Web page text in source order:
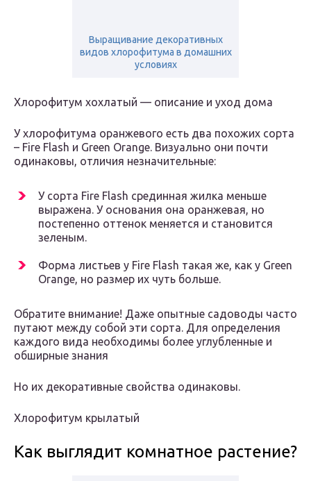
Выращивание декоративных
видов хлорофитума в домашних
условиях
Хлорофитум хохлатый — описание и уход дома
У хлорофитума оранжевого есть два похожих сорта
– Fire Flash и Green Orange. Визуально они почти
одинаковы, отличия незначительные:
У сорта Fire Flash срединная жилка меньше
выражена. У основания она оранжевая, но
постепенно оттенок меняется и становится
зеленым.
Форма листьев у Fire Flash такая же, как у Green
Orange, но размер их чуть больше.
Обратите внимание! Даже опытные садоводы часто
путают между собой эти сорта. Для определения
каждого вида необходимы более углубленные и
обширные знания
Но их декоративные свойства одинаковы.
Хлорофитум крылатый
Как выглядит комнатное растение?